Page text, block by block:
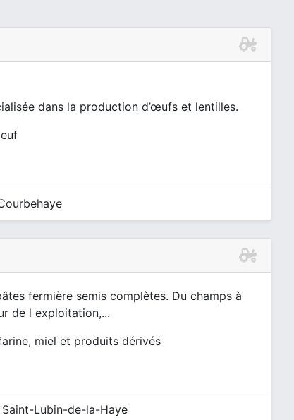
dans la production d’œufs et lentilles.
fermière semis complètes. Du champs à
de l exploitation,...
miel et produits dérivés
Lubin-de-la-Haye